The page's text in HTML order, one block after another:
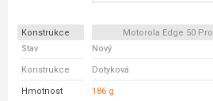
Konstrukce Motorola Edge 50 Pro
Stav
Nový
Konstrukce Dotyková
Hmotnost 186 g